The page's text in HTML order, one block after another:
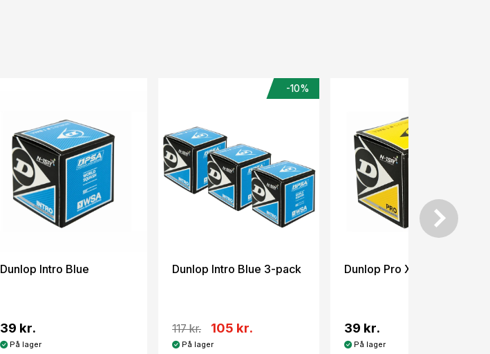
Dunlop Intro Blue
39 kr.
På lager
-10%
Dunlop Intro Blue 3-pack
117 kr. 105 kr.
På lager
Dunlop Pro XX
39 kr.
På lager